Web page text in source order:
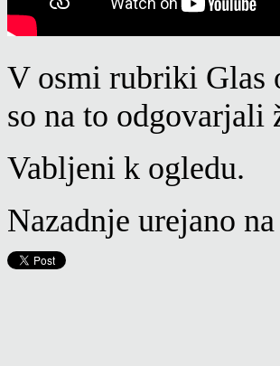
V osmi rubriki Glas
so na to odgovarjali
Vabljeni k ogledu.
Nazadnje urejano